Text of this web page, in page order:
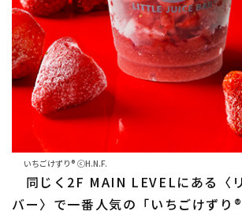
いちごけずり® ⓒH.N.F.
同じく2F MAIN LEVELにある〈
バー〉で一番人気の「いちごけずり®